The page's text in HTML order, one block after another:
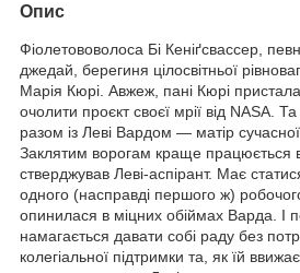
Опис
Фіолетововолоса Бі Кеніґсвассер,
джедай, берегиня цілосвітньої
Марія Кюрі. Авжеж, пані Кюрі
очолити проєкт своєї мрії від NASA.
разом із Леві Вардом — матір
Заклятим ворогам краще працюється в
стверджував Леві-аспірант. Має
одного (насправді першого ж)
опинилася в міцних обіймах Варда. І
намагається давати собі раду без
колегіальної підтримки та, як їй